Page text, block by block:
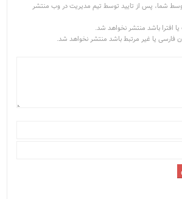
شما، پس از تایید توسط تیم مدیریت در وب منتشر
افترا باشد منتشر نخواهد شد.
فارسی یا غیر مرتبط باشد منتشر نخواهد شد.